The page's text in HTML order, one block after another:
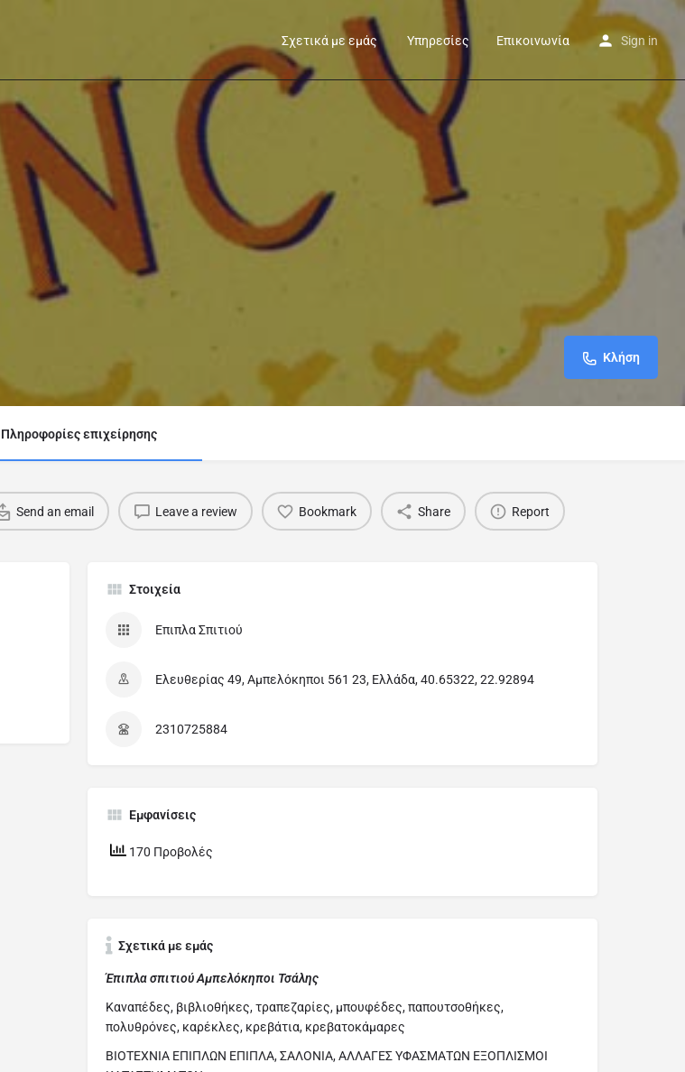
Σχετικά με εμάς Υπηρεσίες Επικοινωνία Sign in
Κλήση
Πληροφορίες επιχείρησης
Send an email Leave a review Bookmark Share Report
Στοιχεία
Επιπλα Σπιτιού
Ελευθερίας 49, Αμπελόκηποι 561 23, Ελλάδα, 40.65322, 22.92894
2310725884
Εμφανίσεις
170 Προβολές
Σχετικά με εμάς
Έπιπλα σπιτιού Αμπελόκηποι Τσάλης
Καναπέδες, βιβλιοθήκες, τραπεζαρίες, μπουφέδες, παπουτσοθήκες,
πολυθρόνες, καρέκλες, κρεβάτια, κρεβατοκάμαρες
ΒΙΟΤΕΧΝΙΑ ΕΠΙΠΛΩΝ ΕΠΙΠΛΑ, ΣΑΛΟΝΙΑ, ΑΛΛΑΓΕΣ ΥΦΑΣΜΑΤΩΝ ΕΞΟΠΛΙΣΜΟΙ